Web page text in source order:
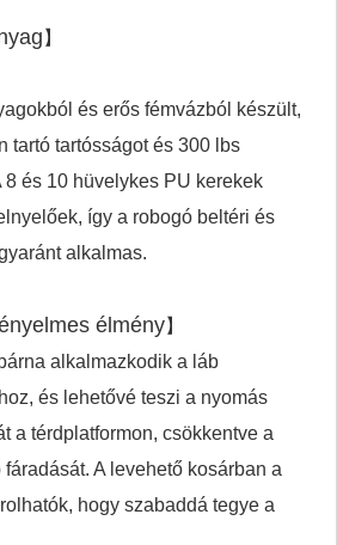
】
és erős fémvázból készült,
tartó tartósságot és 300 lbs
8 és 10 hüvelykes PU kerekek
így a robogó beltéri és
alkalmas.
élmény】
alkalmazkodik a láb
és lehetővé teszi a nyomás
a térdplatformon, csökkentve a
A levehető kosárban a
hogy szabaddá tegye a